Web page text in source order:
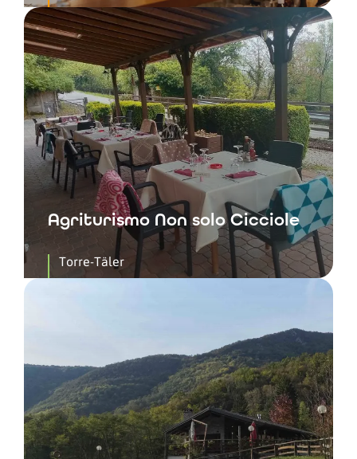
Agriturismo Non solo Cicciole
Torre-Täler